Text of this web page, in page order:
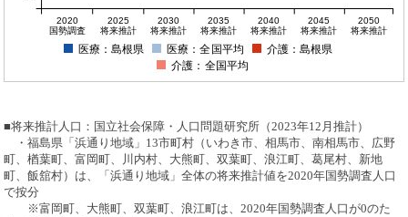
2020
国勢調査
2025
将来推計
2030
将来推計
2035
将来推計
2040
将来推計
2045
将来推計
2050
将来推計
医療：島根県 医療：全国平均
介護：島根県
介護：全国平均
■将来推計人口：国立社会保障・人口問題研究所（2023年12月推計）
・福島県「浜通り地域」13市町村（いわき市、相馬市、南相馬市、広野
町、楢葉町、富岡町、川内村、大熊町、双葉町、浪江町、葛尾村、新地
町、飯舘村）は、「浜通り地域」全体の将来推計値を2020年国勢調査人口
で按分
※富岡町、大熊町、双葉町、浪江町は、2020年国勢調査人口が0のた